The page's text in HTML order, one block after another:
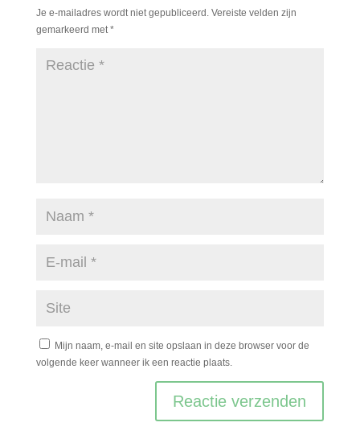
Je e-mailadres wordt niet gepubliceerd. Vereiste velden zijn
gemarkeerd met*
Mijn naam, e-mail en site opslaan in deze browser voor de
volgende keer wanneer ik een reactie plaats.